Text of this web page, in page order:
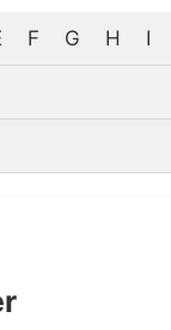
F G H I